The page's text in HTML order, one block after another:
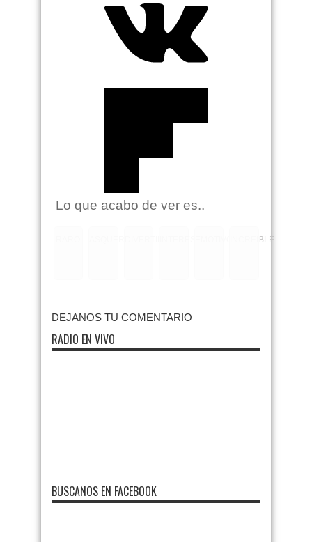
Lo que acabo de ver es..
INCREIBLE
DEJANOS TU COMENTARIO
RADIO EN VIVO
BUSCANOS EN FACEBOOK